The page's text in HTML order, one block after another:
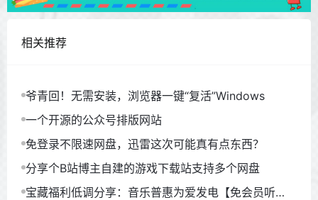
相关推荐
爷青回！无需安装，浏览器一键“复活”Windows
一个开源的公众号排版网站
免登录不限速网盘，迅雷这次可能真有点东西？
分享个B站博主自建的游戏下载站支持多个网盘
宝藏福利低调分享：音乐普惠为爱发电【免会员听